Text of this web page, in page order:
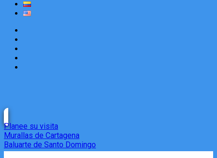
Planee su visita
Murallas de Cartagena
Baluarte de Santo Domingo